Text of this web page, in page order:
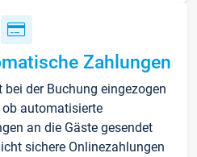
Zahlungen
der Buchung eingezogen
ob automatisierte
an die Gäste gesendet
sichere Onlinezahlungen